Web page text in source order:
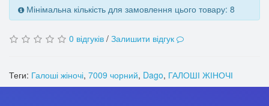
Мінімальна кількість для замовлення цього товару: 8
0 відгуків / Залишити відгук
Теги: Галоші жіночі, 7009 чорний, Dago, ГАЛОШІ ЖІНОЧІ